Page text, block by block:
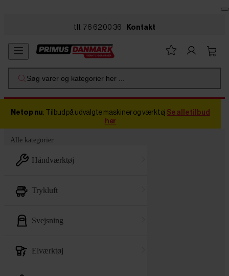
tlf. 76 62 00 36 Kontakt
Søg varer og kategorier her ...
Netop nu: Tilbud på udvalgte maskiner og værktøj Se alle tilbud
her
Alle kategorier
håndværktøj
trykluft
svejsning
elværktøj